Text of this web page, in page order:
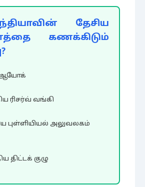
தேசிய
கணக்கிடும்
ஆயோக்
ரிசர்வ் வங்கி
புள்ளியியல் அலுவலகம்
திட்டக் குழு